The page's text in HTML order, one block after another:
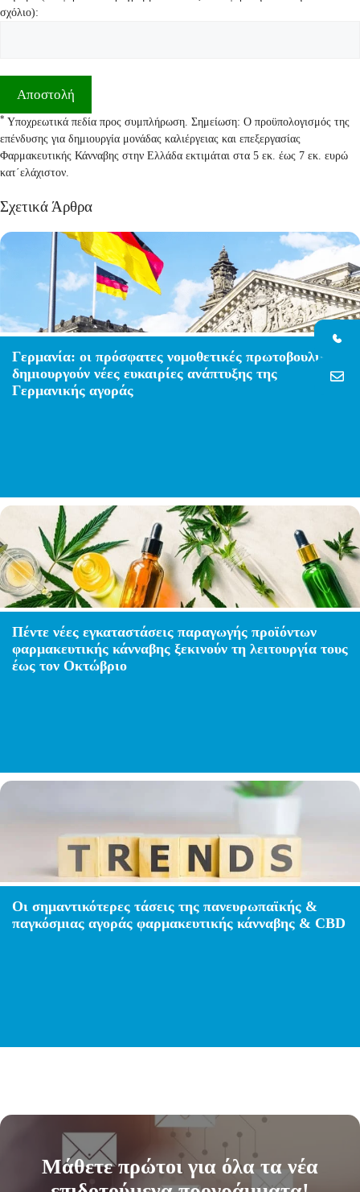
σχόλιο):
* Υποχρεωτικά πεδία προς συμπλήρωση. Σημείωση: Ο προϋπολογισμός της
επένδυσης για δημιουργία μονάδας καλιέργειας και επεξεργασίας
Φαρμακευτικής Κάνναβης στην Ελλάδα εκτιμάται στα 5 εκ. έως 7 εκ. ευρώ
κατ΄ελάχιστον.
Σχετικά Άρθρα
Γερμανία: οι πρόσφατες νομοθετικές πρωτοβουλίες
δημιουργούν νέες ευκαιρίες ανάπτυξης της
Γερμανικής αγοράς
Πέντε νέες εγκαταστάσεις παραγωγής προϊόντων
φαρμακευτικής κάνναβης ξεκινούν τη λειτουργία τους
έως τον Οκτώβριο
Οι σημαντικότερες τάσεις της πανευρωπαϊκής &
παγκόσμιας αγοράς φαρμακευτικής κάνναβης & CBD
Μάθετεπρώτοι για όλα τα νέα